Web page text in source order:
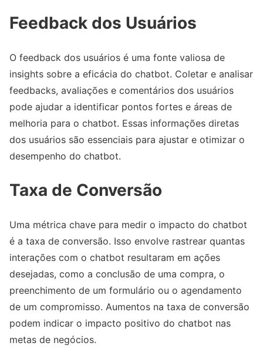
Feedback dos Usuários
O feedback dos usuários é uma fonte valiosa de
insights sobre a eficácia do chatbot. Coletar e analisar
feedbacks, avaliações e comentários dos usuários
pode ajudar a identificar pontos fortes e áreas de
melhoria para o chatbot. Essas informações diretas
dos usuários são essenciais para ajustar e otimizar o
desempenho do chatbot.
Taxa de Conversão
Uma métrica chave para medir o impacto do chatbot
é a taxa de conversão. Isso envolve rastrear quantas
interações com o chatbot resultaram em ações
desejadas, como a conclusão de uma compra, o
preenchimento de um formulário ou o agendamento
de um compromisso. Aumentos na taxa de conversão
podem indicar o impacto positivo do chatbot nas
metas de negócios.